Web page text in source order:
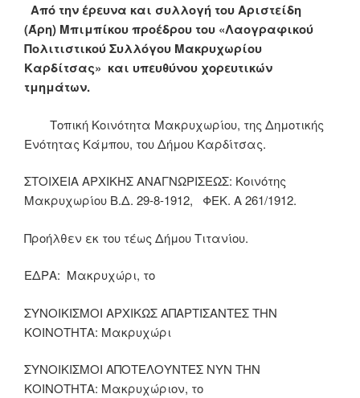
Από την έρευνα και συλλογή του Αριστείδη
(Άρη) Μπιμπίκου προέδρου του «Λαογραφικού
Πολιτιστικού Συλλόγου Μακρυχωρίου
Καρδίτσας» και υπευθύνου χορευτικών
τμημάτων.
Τοπική Κοινότητα Μακρυχωρίου, της Δημοτικής
Ενότητας Κάμπου, του Δήμου Καρδίτσας.
ΣΤΟΙΧΕΙΑ ΑΡΧΙΚΗΣ ΑΝΑΓΝΩΡΙΣΕΩΣ: Κοινότης
Μακρυχωρίου Β.Δ. 29-8-1912, ΦΕΚ. Α 261/1912.
Προήλθεν εκ του τέως Δήμου Τιτανίου.
ΕΔΡΑ: Μακρυχώρι, το
ΣΥΝΟΙΚΙΣΜΟΙ ΑΡΧΙΚΩΣ ΑΠΑΡΤΙΣΑΝΤΕΣ ΤΗΝ
ΚΟΙΝΟΤΗΤΑ: Μακρυχώρι
ΣΥΝΟΙΚΙΣΜΟΙ ΑΠΟΤΕΛΟΥΝΤΕΣ ΝΥΝ ΤΗΝ
ΚΟΙΝΟΤΗΤΑ: Μακρυχώριον, το